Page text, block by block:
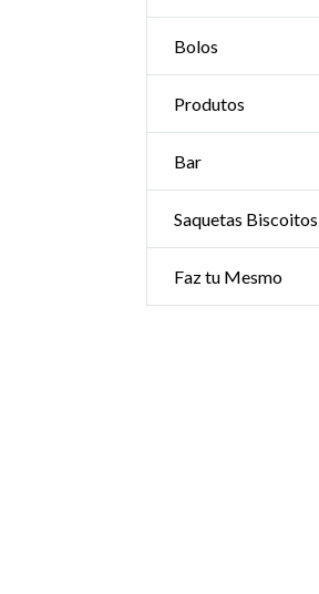
Bolos
Produtos
Bar
Saquetas Biscoitos
Faz tu Mesmo